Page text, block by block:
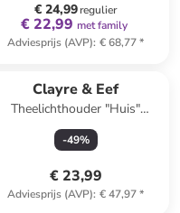
€ 24,99regulier
€ 22,99 met family
Adviesprijs (AVP): € 68,77*
Clayre & Eef
Theelichthouder "Huis"
kaki/lichtbruin - (B)17 x (H)19
x (D)10 cm
-49%
€ 23,99
Adviesprijs (AVP): € 47,97*